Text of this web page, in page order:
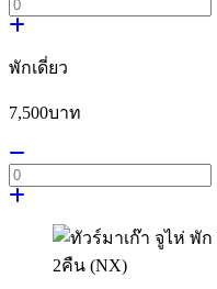
พักเดี่ยว
7,500บาท